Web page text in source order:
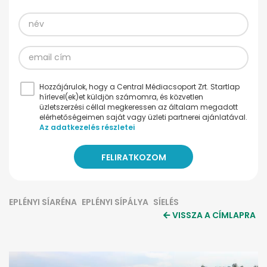
Hozzájárulok, hogy a Central Médiacsoport Zrt. Startlap
hírlevel(ek)et küldjön számomra, és közvetlen
üzletszerzési céllal megkeressen az általam megadott
elérhetőségeimen saját vagy üzleti partnerei ajánlatával.
Az adatkezelés részletei
EPLÉNYI SÍARÉNA EPLÉNYI SÍPÁLYA SÍELÉS
VISSZA A CÍMLAPRA